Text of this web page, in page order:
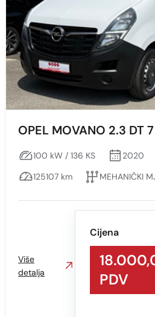
OPEL MOVANO 2.3 DT
100 kW / 136 KS 2020
125107 km
MEHANIČKI
Cijena
PDV
Više
detalja